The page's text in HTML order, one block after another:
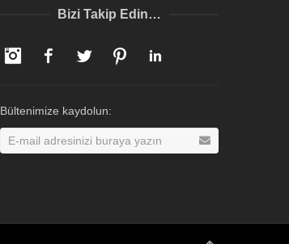
Bizi Takip Edin…
InstagramFacebookTwitter Pinterest
Bültenimize kaydolun: